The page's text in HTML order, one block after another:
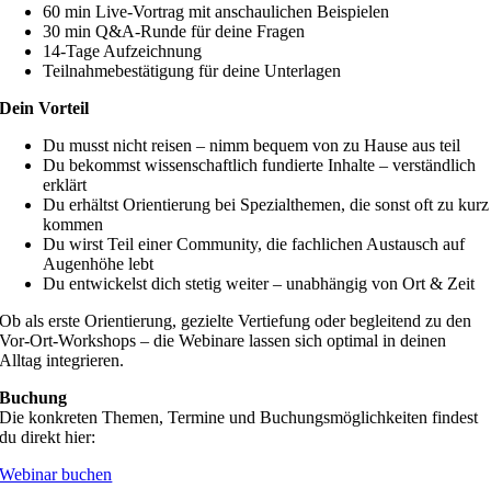
60 min Live-Vortrag mit anschaulichen Beispielen
30 min Q&A-Runde für deine Fragen
14-Tage Aufzeichnung
Teilnahmebestätigung für deine Unterlagen
Dein Vorteil
Du musst nicht reisen – nimm bequem von zu Hause aus teil
Du bekommst wissenschaftlich fundierte Inhalte – verständlich
erklärt
Du erhältst Orientierung bei Spezialthemen, die sonst oft zu kurz
kommen
Du wirst Teil einer Community, die fachlichen Austausch auf
Augenhöhe lebt
Du entwickelst dich stetig weiter – unabhängig von Ort & Zeit
Ob als erste Orientierung, gezielte Vertiefung oder begleitend zu den
Vor-Ort-Workshops – die Webinare lassen sich optimal in deinen
Alltag integrieren.
Buchung
Die konkreten Themen, Termine und Buchungsmöglichkeiten findest
du direkt hier:
Webinar buchen